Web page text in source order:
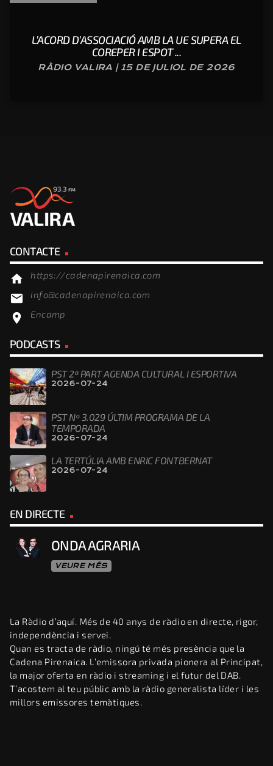
L’ACORD D’ASSOCIACIÓ AMB LA UE SUPERA EL
COREPER I ESPOT ...
RÀDIO VALIRA | 15 DE JULIOL DE 2026
CONTACTE
home https://cadenapirenaica.com
email info@cadenapirenaica.com
location_on Encamp
PODCASTS
PST 2ª PART AGENDA CULTURAL I ESPORTIVA
2026-07-24
PST Nº 3.029 ÚLTIM PROGRAMA DE LA
TEMPORADA
2026-07-24
LA TERTÚLIA AMB ENRIC FONTBERNAT
2026-07-24
EN DIRECTE
ONDA AGRARIA
VEURE MÉS
La Ràdio d’aquí. Més de 40 anys de ràdio en directe, rigor,
independència i servei.
Quan es tracta de ràdio, ningú té més presència que la
Cadena Pirenaica. L’emissora privada pionera al Principat,
la major oferta en ràdio i streaming i el futur del DAB.
T’acostem al teu públic amb la ràdio generalista líder i les
millors emissores temàtiques.